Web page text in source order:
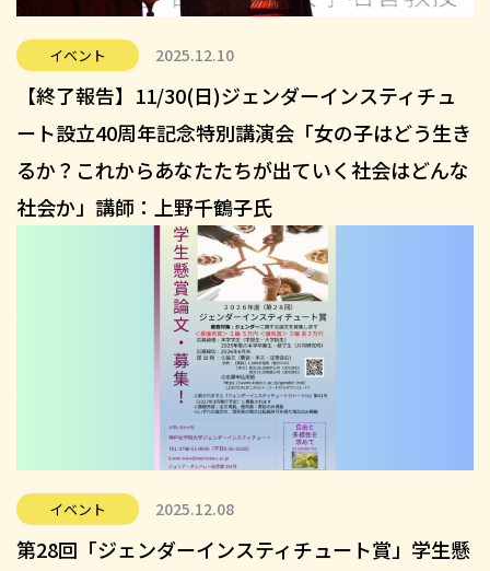
イベント 2025.12.10
【終了報告】11/30(日)ジェンダーインスティチュ
ート設立40周年記念特別講演会「女の子はどう生き
るか？これからあなたたちが出ていく社会はどんな
社会か」講師：上野千鶴子氏
イベント 2025.12.08
第28回「ジェンダーインスティチュート賞」学生懸